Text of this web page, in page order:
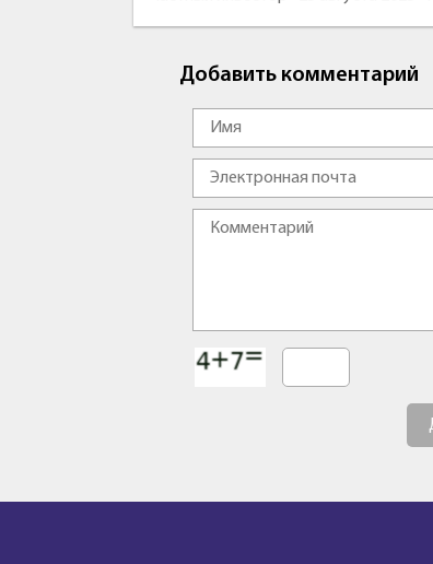
Добавить комментарий